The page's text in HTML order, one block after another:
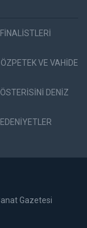
VE VAHİDE
DENİZ
Gazetesi